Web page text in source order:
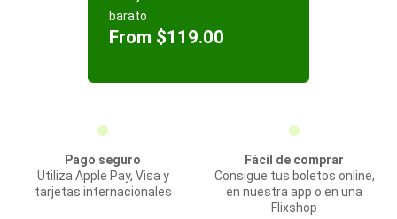
barato
From $119.00
Pago seguro
Utiliza Apple Pay, Visa y
tarjetas internacionales
Fácil de comprar
Consigue tus boletos online,
en nuestra app o en una
Flixshop